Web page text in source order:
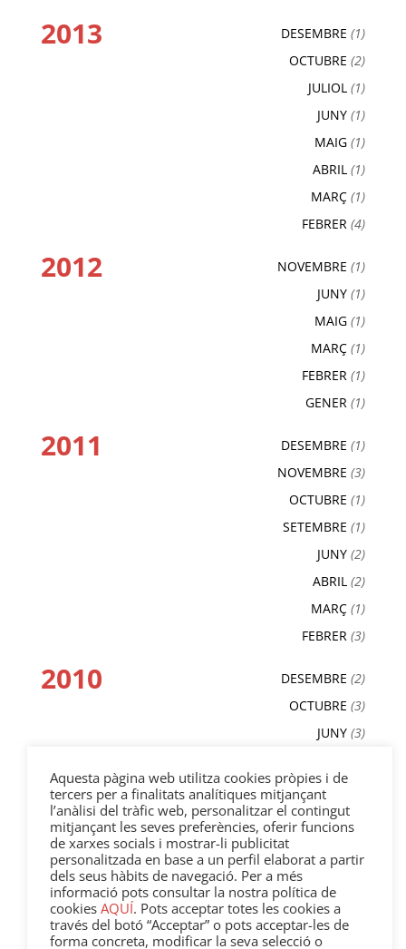
2013 DESEMBRE (1)
OCTUBRE (2)
JULIOL (1)
JUNY (1)
MAIG (1)
ABRIL (1)
MARÇ (1)
FEBRER (4)
2012 NOVEMBRE (1)
JUNY (1)
MAIG (1)
MARÇ (1)
FEBRER (1)
GENER (1)
2011 DESEMBRE (1)
NOVEMBRE (3)
OCTUBRE (1)
SETEMBRE (1)
JUNY (2)
ABRIL (2)
MARÇ (1)
FEBRER (3)
2010 DESEMBRE (2)
OCTUBRE (3)
JUNY (3)
ABRIL
MARÇ
GENER (1)
2009 DESEMBRE
NOVEMBRE
Aquesta pàgina web utilitza cookies pròpies i de
tercers per a finalitats analítiques mitjançant
l’anàlisi del tràfic web, personalitzar el contingut
mitjançant les seves preferències, oferir funcions
de xarxes socials i mostrar-li publicitat
personalitzada en base a un perfil elaborat a partir
dels seus hàbits de navegació. Per a més
informació pots consultar la nostra política de
cookies AQUÍ. Pots acceptar totes les cookies a
través del botó “Acceptar” o pots acceptar-les de
forma concreta, modificar la seva selecció o